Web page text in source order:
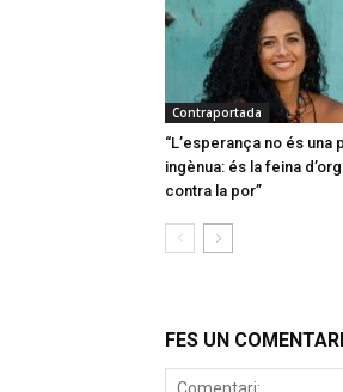
Contraportada
“L’esperança no és una
ingènua: és la feina
contra la por”
FES UN COMENTARI